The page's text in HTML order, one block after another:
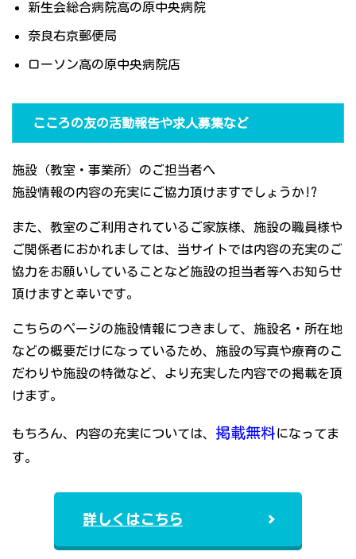
新生会総合病院高の原中央病院
奈良右京郵便局
ローソン高の原中央病院店
こころの友の活動報告や求人募集など
施設（教室・事業所）のご担当者へ
施設情報の内容の充実にご協力頂けますでしょうか!?
また、教室のご利用されているご家族様、施設の職員様や
ご関係者におかれましては、当サイトでは内容の充実のご
協力をお願いしていることなど施設の担当者等へお知らせ
頂けますと幸いです。
こちらのページの施設情報につきまして、施設名・所在地
などの概要だけになっているため、施設の写真や療育のこ
だわりや施設の特徴など、より充実した内容での掲載を頂
けます。
もちろん、内容の充実については、 掲載無料になってま
す。
詳しくはこちら